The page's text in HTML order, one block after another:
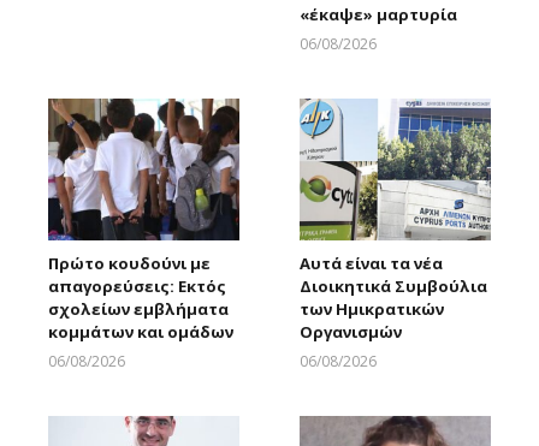
«έκαψε» μαρτυρία
06/08/2026
Πρώτο κουδούνι με
απαγορεύσεις: Εκτός
σχολείων εμβλήματα
κομμάτων και ομάδων
06/08/2026
Αυτά είναι τα νέα
Διοικητικά Συμβούλια
των Ημικρατικών
Οργανισμών
06/08/2026